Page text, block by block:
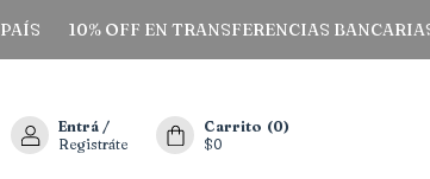
10% OFF EN TRANSFERENCIAS BANCARIAS 3
Entrá /
Registráte
Carrito (0)
$0